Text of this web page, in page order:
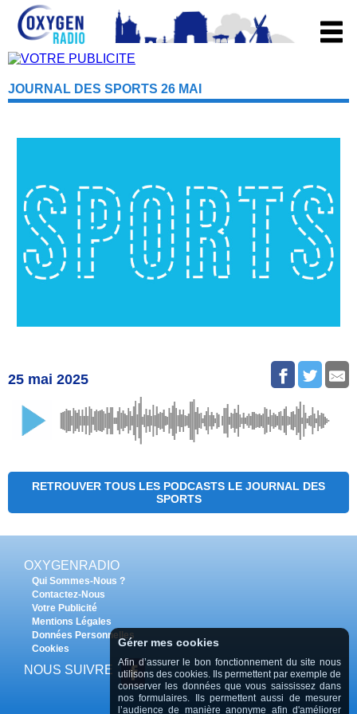
JOURNAL DES SPORTS 26 MAI
25 mai 2025
RETROUVER TOUS LES PODCASTS LE JOURNAL DES
SPORTS
OXYGENRADIO
Qui Sommes-Nous ?
Contactez-Nous
Votre Publicité
Mentions Légales
Données Personnelles
Cookies
NOUS SUIVRE
Gérer mes cookies
Afin d’assurer le bon fonctionnement du site nous
utilisons des cookies. Ils permettent par exemple de
conserver les données que vous saississez dans
nos formulaires. Ils permettent aussi de mesurer
l’audience de manière anonyme afin d'améliorer